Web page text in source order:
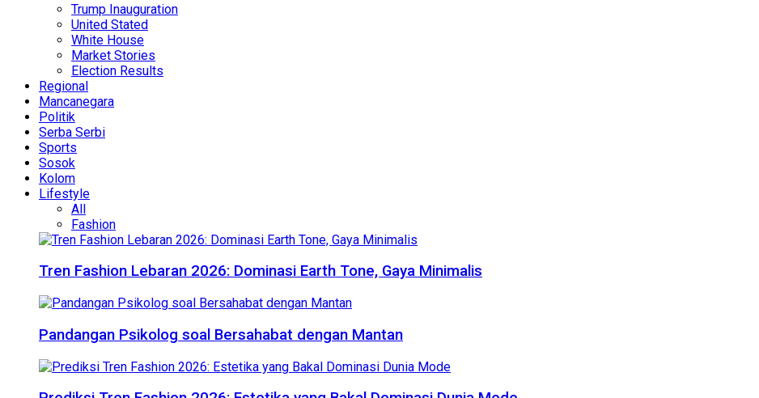
Trump Inauguration
United Stated
White House
Market Stories
Election Results
Regional
Mancanegara
Politik
Serba Serbi
Sports
Sosok
Kolom
Lifestyle
All
Fashion
Tren Fashion Lebaran 2026: Dominasi Earth Tone, Gaya Minimalis
Pandangan Psikolog soal Bersahabat dengan Mantan